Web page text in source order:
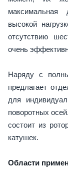
максимальная
высокой
отсутствию
очень
Наряду с
предлагает
для
поворотных
состоит из
катушек.
Области